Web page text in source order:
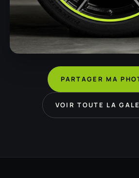
PARTAGER MA
VOIR TOUTE LA